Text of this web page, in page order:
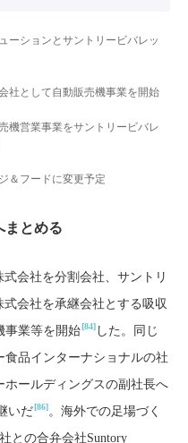
ーションとサントリービバレッ
社として自動販売機事業を開始
機営業事業をサントリービバレ
＆フードに変更予定
まとめる
会社を分割会社、サントリ
会社を承継会社とする吸収
事業等を開始[84] した。同じ
食品インターナショナルの社
ホールディングスの副社長へ
いだ[86]。海外での足場づく
との合弁会社Suntory